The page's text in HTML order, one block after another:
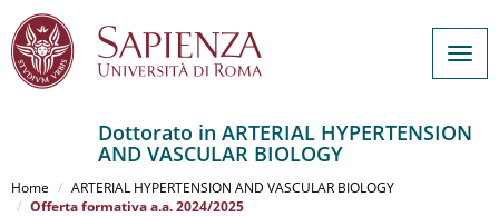
al
contenuto
Dottorato in ARTERIAL HYPERTENSION
AND VASCULAR BIOLOGY
Home
ARTERIAL HYPERTENSION AND VASCULAR BIOLOGY
Offerta formativa a.a. 2024/2025